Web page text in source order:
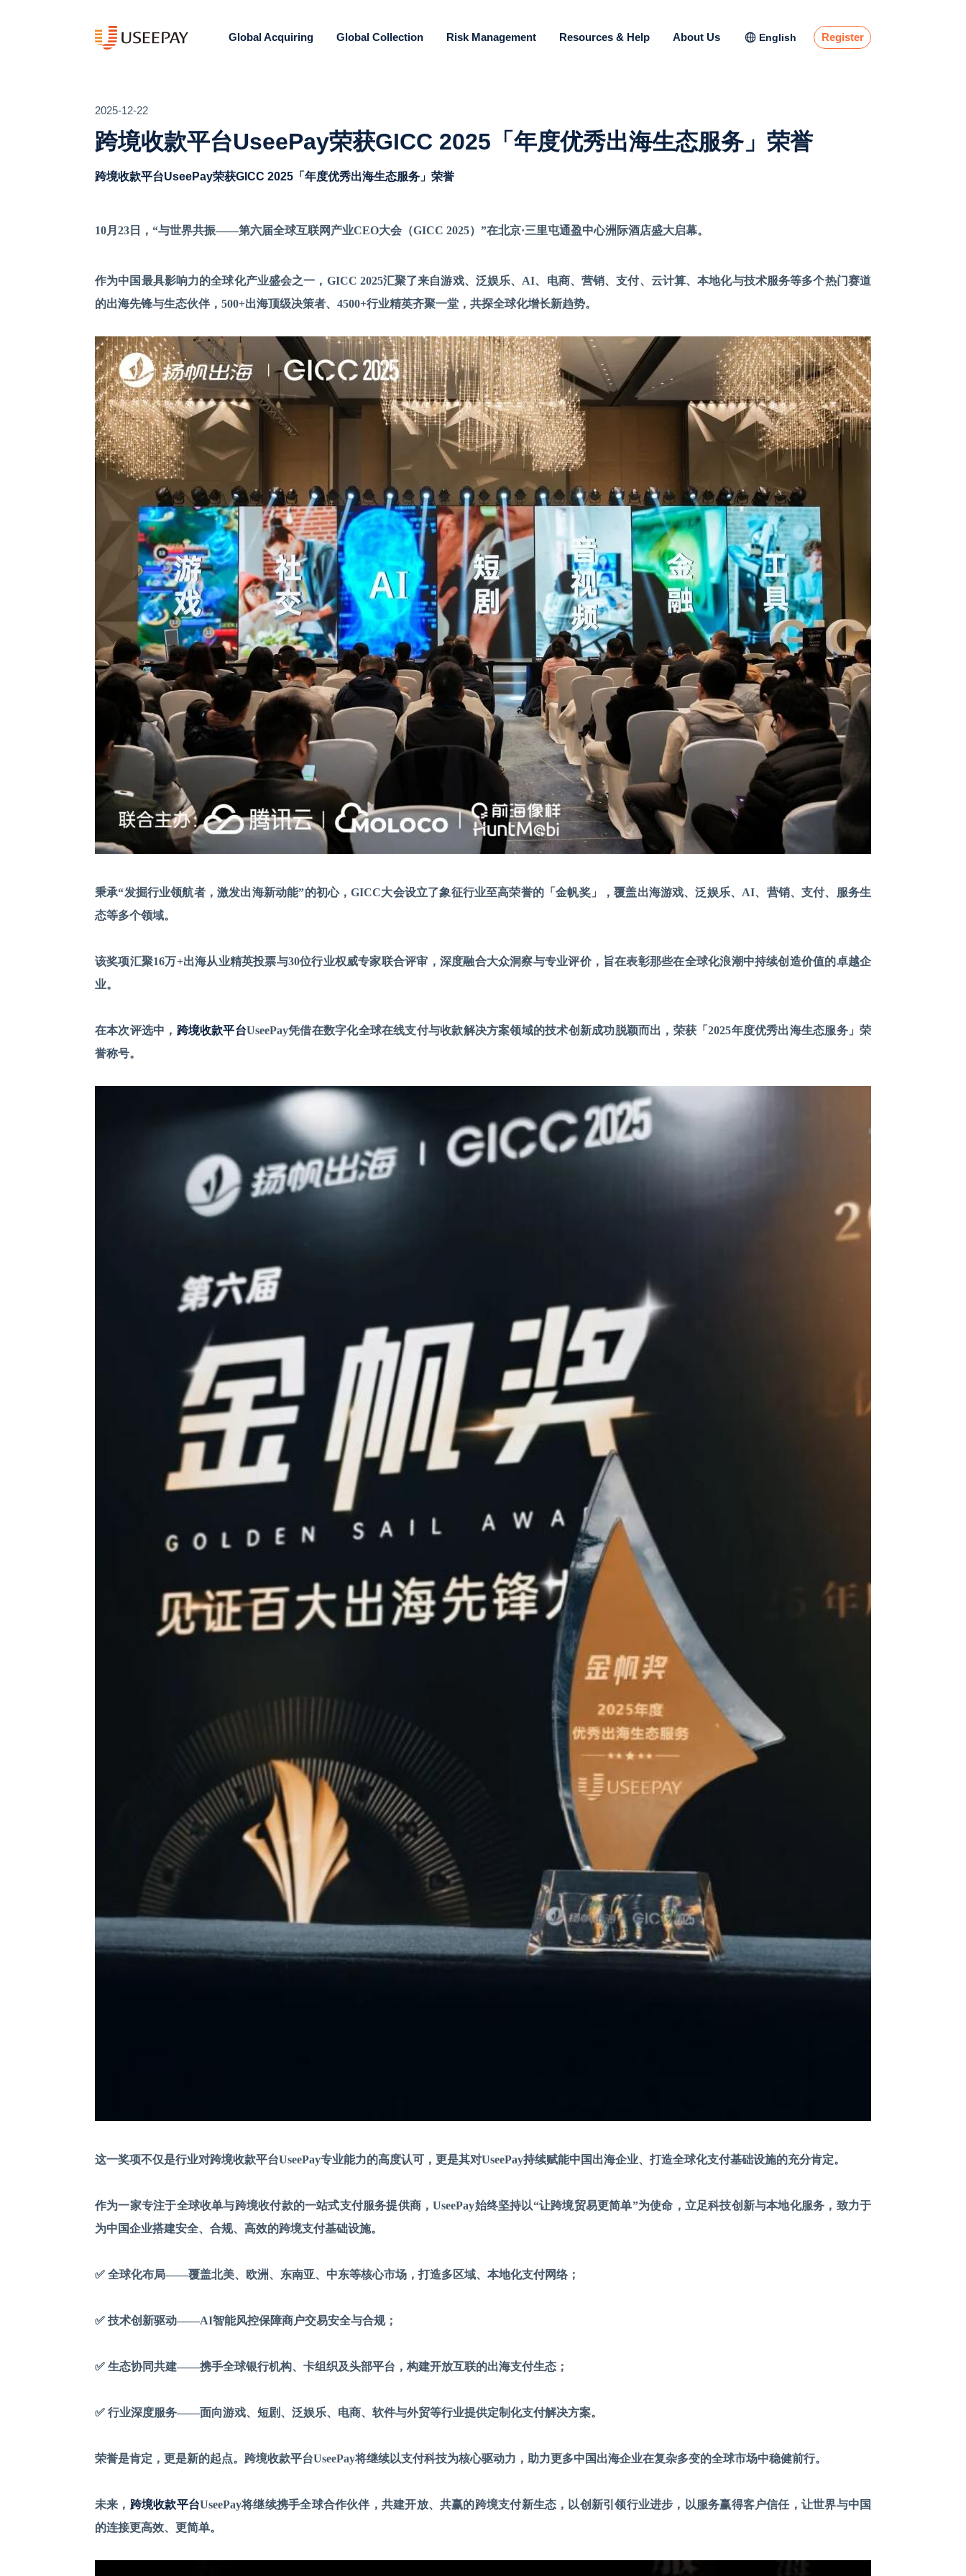
Global Acquiring Global Collection Risk Management Resources & Help About Us English Register
2025-12-22
跨境收款平台UseePay荣获GICC 2025「年度优秀出海生态服务」荣誉
跨境收款平台UseePay荣获GICC 2025「年度优秀出海生态服务」荣誉
10月23日，“与世界共振——第六届全球互联网产业CEO大会（GICC 2025）”在北京·三里屯通盈中心洲际酒店盛大启幕。
作为中国最具影响力的全球化产业盛会之一， GICC 2025汇聚了来自游戏、泛娱乐、AI、电商、营销、支付、云计算、本地化与技术服务等多个热门赛道
的出海先锋与生态伙伴，500+出海顶级决策者、4500+行业精英齐聚一堂，共探全球化增长新趋势。
秉承“发掘行业领航者，激发出海新动能”的初心，GICC大会设立了象征行业至高荣誉的 「金帆奖」，覆盖出海游戏、泛娱乐、 AI、营销、支付、服务生
态等多个领域。
该奖项汇聚16万+出海从业精英投票与30位行业权威专家联合评审 ，深度融合大众洞察与专业评价，旨在表彰那些在全球化浪潮中持续创造价值的卓越企
业。
在本次评选中， 跨境收款平台UseePay凭借在数字化全球在线支付与收款解决方案领域的技术创新成功脱颖而出，荣获「2025年度优秀出海生态服务」荣
誉称号。
这一奖项不仅是行业对跨境收款平台UseePay专业能力的高度认可，更是其对UseePay持续赋能中国出海企业、打造全球化支付基础设施的充分肯定。
作为一家专注于全球收单与跨境收付款的一站式支付服务提供商，UseePay始终坚持以“让跨境贸易更简单”为使命，立足科技创新与本地化服务，致力于
为中国企业搭建安全、合规、高效的跨境支付基础设施。
✅ 全球化布局——覆盖北美、欧洲、东南亚、中东等核心市场，打造多区域、本地化支付网络；
✅ 技术创新驱动——AI智能风控保障商户交易安全与合规；
✅ 生态协同共建——携手全球银行机构、卡组织及头部平台，构建开放互联的出海支付生态；
✅ 行业深度服务——面向游戏、短剧、泛娱乐、电商、软件与外贸等行业提供定制化支付解决方案。
荣誉是肯定，更是新的起点。跨境收款平台UseePay将继续以支付科技为核心驱动力，助力更多中国出海企业在复杂多变的全球市场中稳健前行。
未来， 跨境收款平台UseePay将继续携手全球合作伙伴，共建开放、共赢的跨境支付新生态，以创新引领行业进步，以服务赢得客户信任，让世界与中国
的连接更高效、更简单。